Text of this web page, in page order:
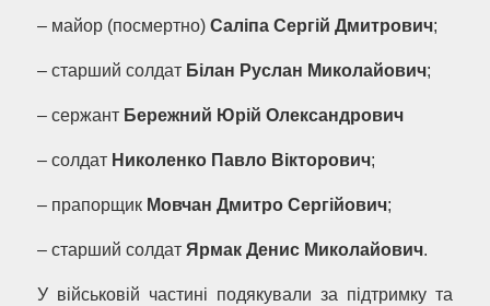
– майор (посмертно) Саліпа Сергій Дмитрович;
– старший солдат Білан Руслан Миколайович;
– сержант Бережний Юрій Олександрович
– солдат Николенко Павло Вікторович;
– прапорщик Мовчан Дмитро Сергійович;
– старший солдат Ярмак Денис Миколайович.
У військовій частині подякували за підтримку та